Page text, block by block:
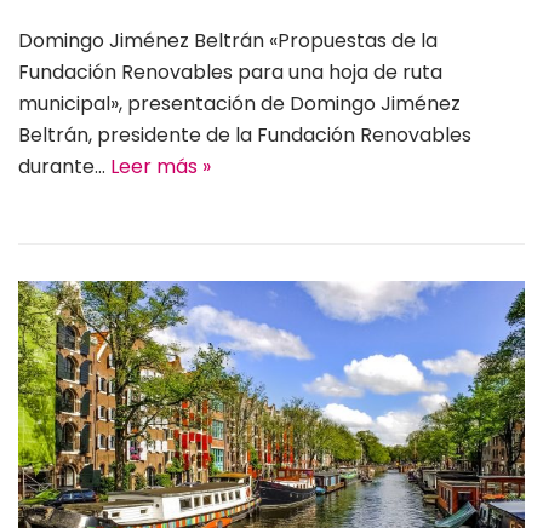
Domingo Jiménez Beltrán «Propuestas de la
Fundación Renovables para una hoja de ruta
municipal», presentación de Domingo Jiménez
Beltrán, presidente de la Fundación Renovables
durante… Leer más »